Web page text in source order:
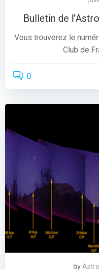
Bulletin de
Vous trouverez le
Club de
0
by